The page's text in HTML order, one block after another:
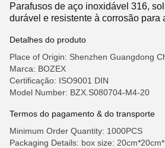
Parafusos de aço inoxidável 316,
durável e resistente à corrosão para
Detalhes do produto
Place of Origin: Shenzhen Guangdong
Marca: BOZEX
Certificação: ISO9001 DIN
Model Number: BZX.S080704-M4-20
Termos do pagamento & do transporte
Minimum Order Quantity: 1000PCS
Packaging Details: box size: